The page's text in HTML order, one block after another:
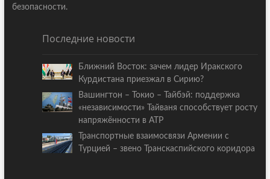
безопасности.
Последние новости
Ближний Восток: зачем лидер Иракского
Курдистана приезжал в Сирию?
Вашингтон – Токио – Тайбэй: поддержка
«независимости» Тайваня способствует росту
напряжённости в АТР
Транспортные взаимосвязи Армении с
Турцией – звено Транскаспийского коридора